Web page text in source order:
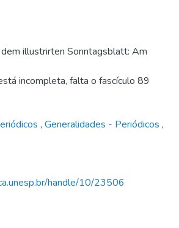
illustrirten Sonntagsblatt: Am
incompleta, falta o fascículo 89
, Generalidades - Periódicos ,
handle/10/23506